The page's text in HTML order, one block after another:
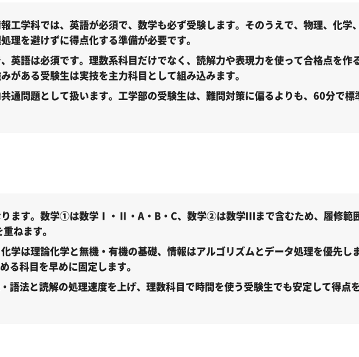
2027年度）
2027年度）
2027年度）
る気をなくしている受験生へ
工学科では、英語が必須で、数学も必ず受験します。そのうえで、物理、化学
理を避けずに得点化する準備が必要です。
英語は必須です。理数系科目だけでなく、読解力や表現力を使って合格点を作
がある受験生は実技を主力科目として組み込みます。
通問題として扱います。工学部の受験生は、難問対策に偏るよりも、60分で
ります。数学①は数学Ⅰ・Ⅱ・A・B・C、数学②は数学Ⅲまで含むため、履修範
ねます。
学は理論化学と無機・有機の基礎、情報はアルゴリズムとデータ処理を優先し
科目を早めに固定します。
語法と読解の処理速度を上げ、理数科目で時間を使う受験生でも安定して得点